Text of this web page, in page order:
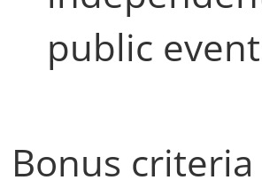
public
Bonus criteria